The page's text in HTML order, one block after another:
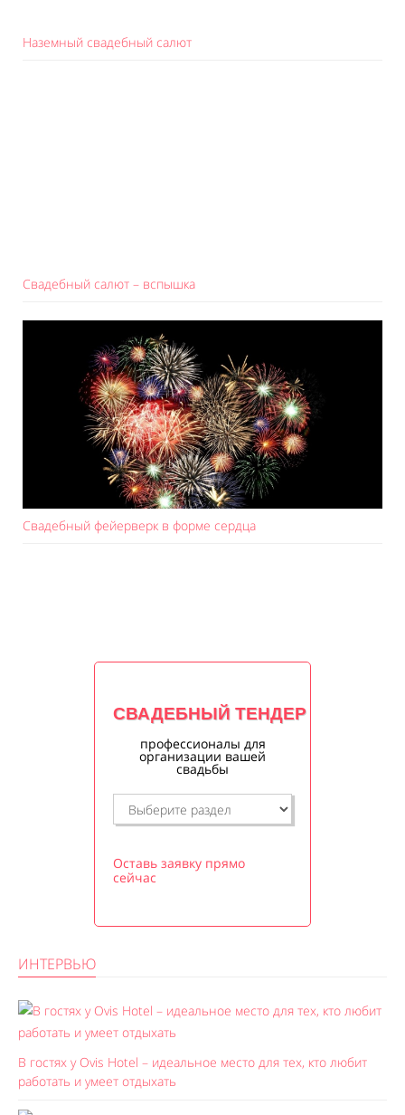
Наземный свадебный салют
Свадебный салют – вспышка
Свадебный фейерверк в форме сердца
СВАДЕБНЫЙ ТЕНДЕР
профессионалы для
организации вашей
свадьбы
Оставь заявку прямо
сейчас
ИНТЕРВЬЮ
В гостях у Ovis Hotel – идеальное место для тех, кто любит
работать и умеет отдыхать